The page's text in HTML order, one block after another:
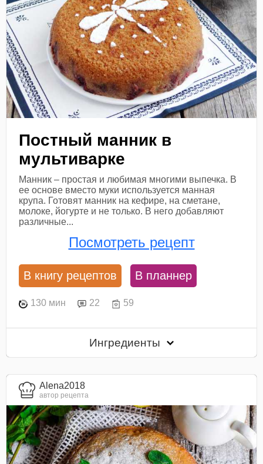
Постный манник в
мультиварке
Манник – простая и любимая многими выпечка. В
ее основе вместо муки используется манная
крупа. Готовят манник на кефире, на сметане,
молоке, йогурте и не только. В него добавляют
различные...
Посмотреть рецепт
В книгу рецептов В планнер
130 мин 22 59
Ингредиенты
Alena2018
автор рецепта